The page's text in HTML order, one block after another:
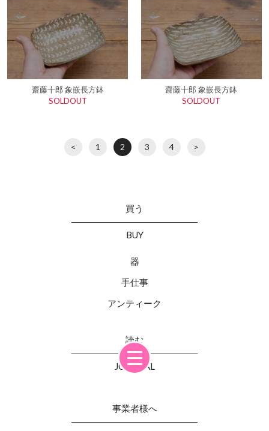
齋藤十郎 象嵌長方鉢
SOLDOUT
齋藤十郎 象嵌長方鉢
SOLDOUT
< 1 2 3 4 >
買う
BUY
器
手仕事
アンティーク
読む
JOURNAL
事業者様へ